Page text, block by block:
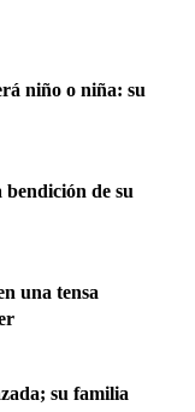
niño o niña: su
de su
una tensa
su familia